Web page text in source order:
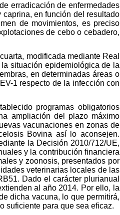
erradicación de enfermedades
en función del resultado
de movimientos, es preciso
de cebo o cebadero,
modificada mediante Real
situación epidemiológica de la
en determinadas áreas o
1 respecto de la infección con
programas obligatorios
ampliación del plazo máximo
vacunaciones en zonas de
Bovina así lo aconsejen.
la Decisión 2010/712/UE,
y la contribución financiera
y zoonosis, presentados por
veterinarias locales de las
Dado el carácter plurianual
al año 2014. Por ello, la
dicha vacuna, lo que permitirá,
suficiente para que sea eficaz.